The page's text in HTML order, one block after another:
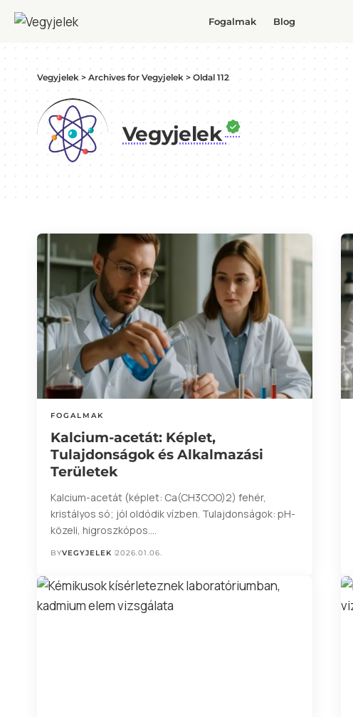
Fogalmak Blog
Vegyjelek> Archives for Vegyjelek > Oldal 112
Vegyjelek
FOGALMAK
Kalcium-acetát: Képlet,
Tulajdonságok és Alkalmazási
Területek
Kalcium-acetát (képlet: Ca(CH3COO)2) fehér,
kristályos só; jól oldódik vízben. Tulajdonságok: pH-
közeli, higroszkópos.…
BYVEGYJELEK 2026.01.06.